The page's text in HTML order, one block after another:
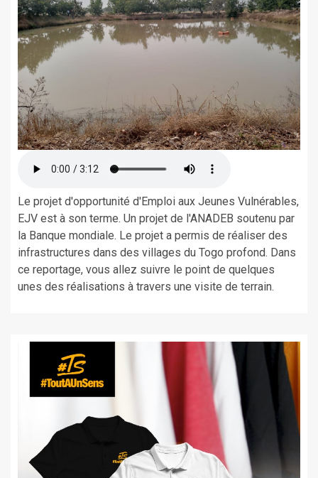
Le projet d'opportunité d'Emploi aux Jeunes Vulnérables,
EJV est à son terme. Un projet de l'ANADEB soutenu par
la Banque mondiale. Le projet a permis de réaliser des
infrastructures dans des villages du Togo profond. Dans
ce reportage, vous allez suivre le point de quelques
unes des réalisations à travers une visite de terrain.